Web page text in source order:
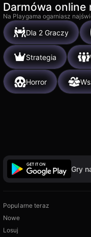
Darmówa online
Na Playgama ogarniasz
Dla 2 Graczy
Strategia
Horror
Gry
Popularne teraz
Nowe
Losuj